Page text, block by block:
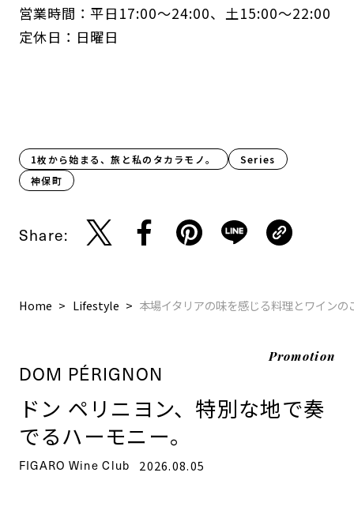
営業時間：平日17:00～24:00、土15:00～22:00
定休日：日曜日
1枚から始まる、旅と私のタカラモノ。
Series
神保町
Share:
Home Lifestyle 本場イタリアの味を感じる料理とワイン
Promotion
DOM PÉRIGNON
ドン ペリニヨン、特別な地で奏
でるハーモニー。
FIGARO Wine Club 2026.08.05